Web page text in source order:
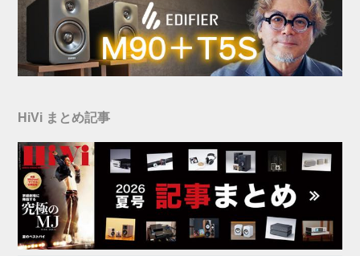
HiVi まとめ記事